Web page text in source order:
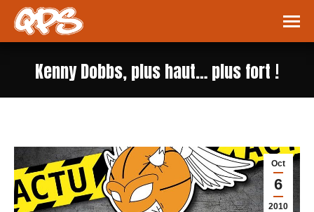
Kenny Dobbs, plus haut… plus fort !
Oct
6
2010